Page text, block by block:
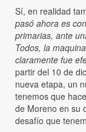
Sí, en realidad
pasó ahora es
primarias, ante
Todos, la
claramente fue
partir del 10 de
nueva etapa, un
tenemos que
de Moreno en su
desafío que